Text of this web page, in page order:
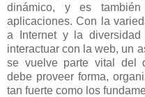
dinámico, y es
aplicaciones. Con la
a Internet y la diversidad
interactuar con la web, un
se vuelve parte vital del
debe proveer forma,
tan fuerte como los